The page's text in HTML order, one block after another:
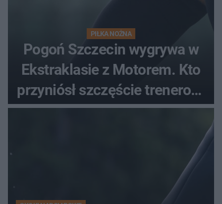
PIŁKA NOŻNA
Pogoń Szczecin wygrywa w
Ekstraklasie z Motorem. Kto
przyniósł szczęście trenerowi
gospodarzy?